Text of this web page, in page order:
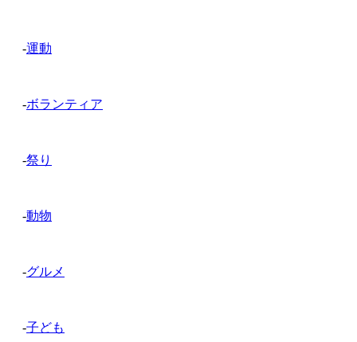
-運動
-ボランティア
-祭り
-動物
-グルメ
-子ども